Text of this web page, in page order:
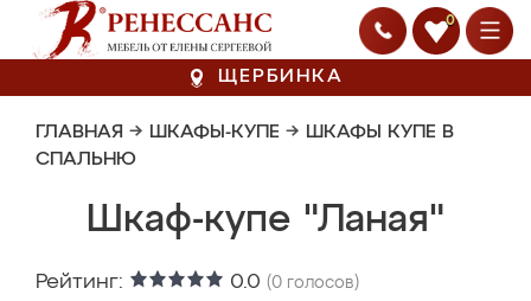
0
ЩЕРБИНКА
ГЛАВНАЯ → ШКАФЫ-КУПЕ → ШКАФЫ КУПЕ В
СПАЛЬНЮ
Шкаф-купе "Ланая"
Рейтинг: 0.0 (0 голосов)